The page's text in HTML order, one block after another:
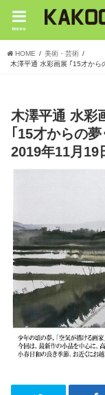
menu
HOME
美術・芸術
木澤平通 水彩画展 ｢15才から
木澤平通 水彩
｢15才からの
2019年11月19